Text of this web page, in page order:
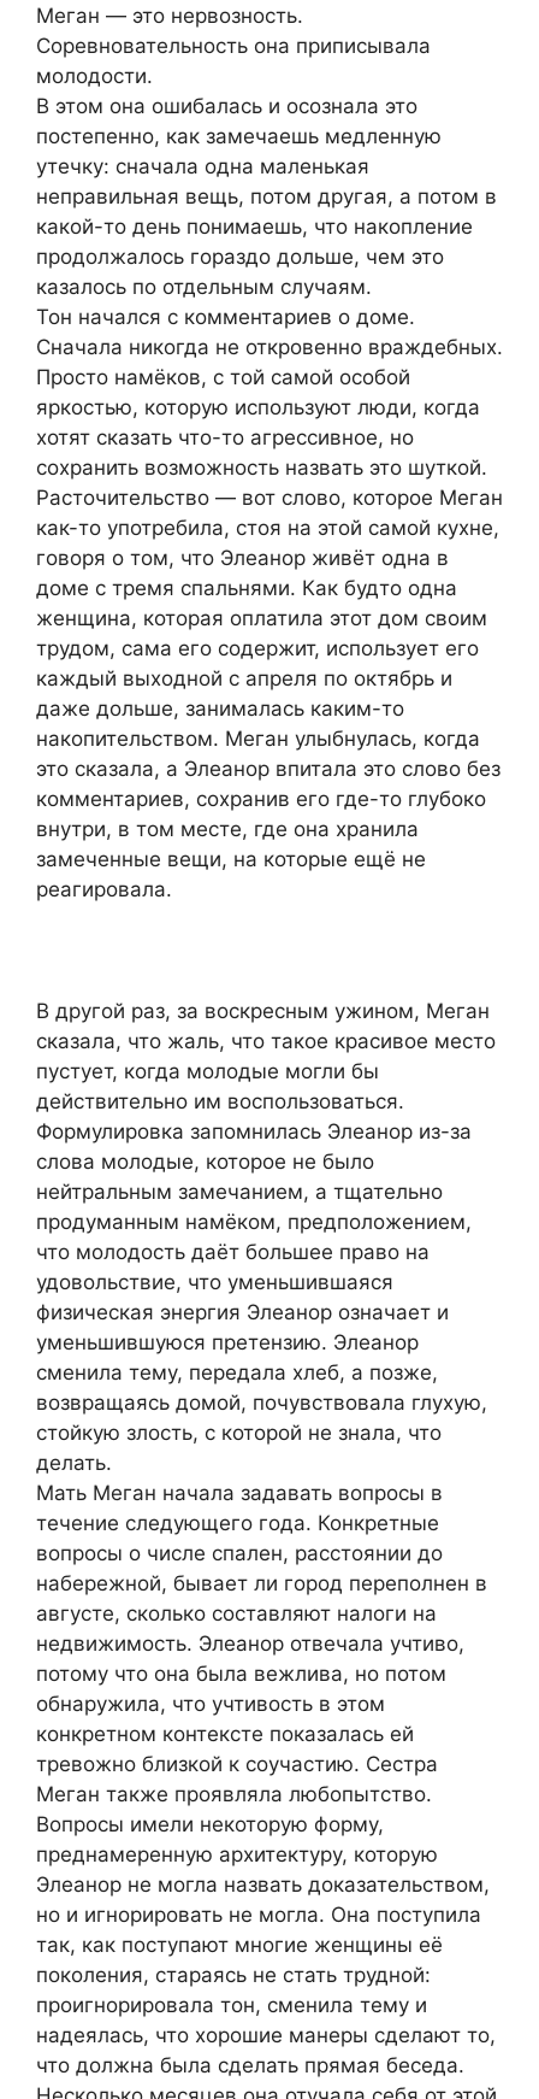
Меган — это нервозность.
Соревновательность она приписывала
молодости.
В этом она ошибалась и осознала это
постепенно, как замечаешь медленную
утечку: сначала одна маленькая
неправильная вещь, потом другая, а потом в
какой-то день понимаешь, что накопление
продолжалось гораздо дольше, чем это
казалось по отдельным случаям.
Тон начался с комментариев о доме.
Сначала никогда не откровенно враждебных.
Просто намёков, с той самой особой
яркостью, которую используют люди, когда
хотят сказать что-то агрессивное, но
сохранить возможность назвать это шуткой.
Расточительство — вот слово, которое Меган
как-то употребила, стоя на этой самой кухне,
говоря о том, что Элеанор живёт одна в
доме с тремя спальнями. Как будто одна
женщина, которая оплатила этот дом своим
трудом, сама его содержит, использует его
каждый выходной с апреля по октябрь и
даже дольше, занималась каким-то
накопительством. Меган улыбнулась, когда
это сказала, а Элеанор впитала это слово без
комментариев, сохранив его где-то глубоко
внутри, в том месте, где она хранила
замеченные вещи, на которые ещё не
реагировала.
В другой раз, за воскресным ужином, Меган
сказала, что жаль, что такое красивое место
пустует, когда молодые могли бы
действительно им воспользоваться.
Формулировка запомнилась Элеанор из-за
слова молодые, которое не было
нейтральным замечанием, а тщательно
продуманным намёком, предположением,
что молодость даёт большее право на
удовольствие, что уменьшившаяся
физическая энергия Элеанор означает и
уменьшившуюся претензию. Элеанор
сменила тему, передала хлеб, а позже,
возвращаясь домой, почувствовала глухую,
стойкую злость, с которой не знала, что
делать.
Мать Меган начала задавать вопросы в
течение следующего года. Конкретные
вопросы о числе спален, расстоянии до
набережной, бывает ли город переполнен в
августе, сколько составляют налоги на
недвижимость. Элеанор отвечала учтиво,
потому что она была вежлива, но потом
обнаружила, что учтивость в этом
конкретном контексте показалась ей
тревожно близкой к соучастию. Сестра
Меган также проявляла любопытство.
Вопросы имели некоторую форму,
преднамеренную архитектуру, которую
Элеанор не могла назвать доказательством,
но и игнорировать не могла. Она поступила
так, как поступают многие женщины её
поколения, стараясь не стать трудной:
проигнорировала тон, сменила тему и
надеялась, что хорошие манеры сделают то,
что должна была сделать прямая беседа.